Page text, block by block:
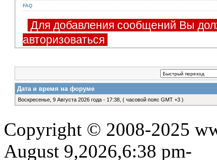
FAQ
Для добавления сообщений Вы
авторизоваться
Дата и время на форуме
Воскресенье, 9 Августа 2026 года - 17:38, ( часовой пояс GMT +3 )
Copyright © 2008-2025